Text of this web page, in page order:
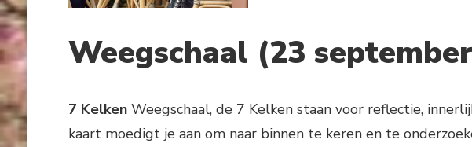
Weegschaal (23
7 KelkenWeegschaal, de 7 Kelken staan voor reflectie,
kaart moedigt je aan om naar binnen te keren en te